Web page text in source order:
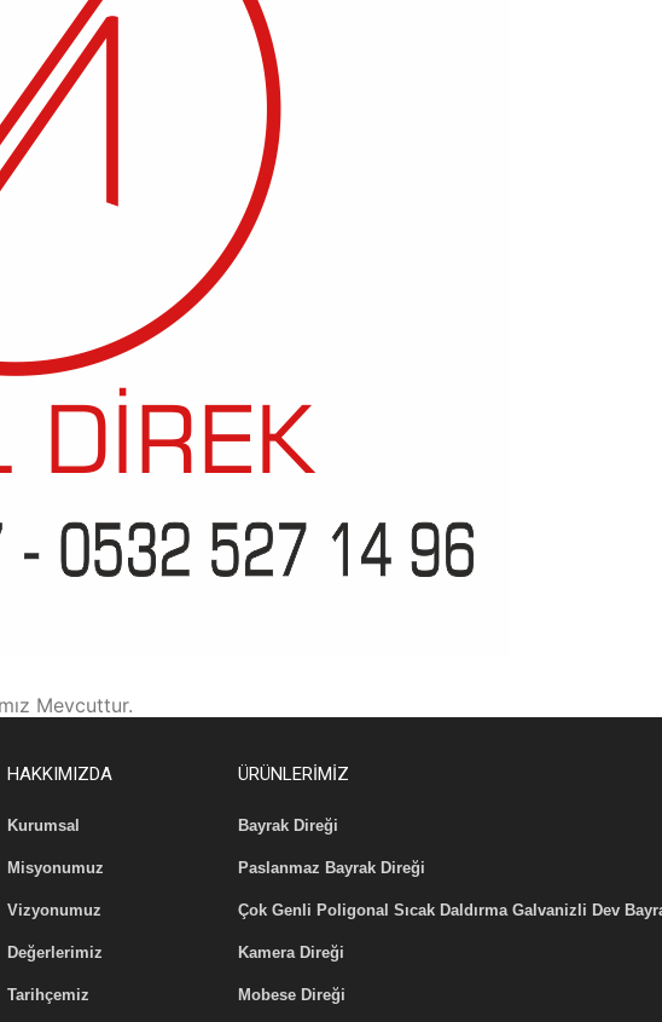
Mevcuttur.
HAKKIMIZDA
Kurumsal
Misyonumuz
Vizyonumuz
Değerlerimiz
Tarihçemiz
ÜRÜNLERİMİZ
Bayrak Direği
Paslanmaz Bayrak Direği
Çok Genli Poligonal Sıcak Daldırma Galvanizli Dev
Kamera Direği
Mobese Direği